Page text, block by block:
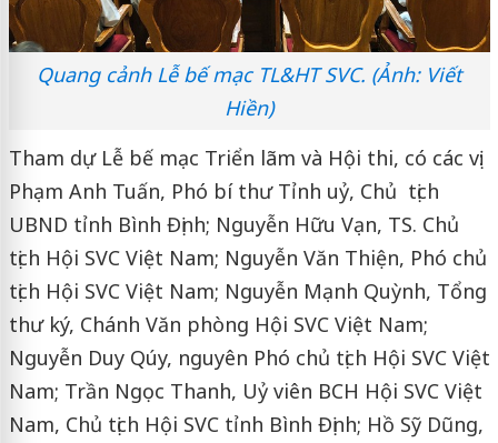
Quang cảnh Lễ bế mạc TL&HT SVC. (Ảnh: Viết
Hiền)
Tham dự Lễ bế mạc Triển lãm và Hội thi, có các vị:
Phạm Anh Tuấn, Phó bí thư Tỉnh uỷ, Chủ tịch
UBND tỉnh Bình Định; Nguyễn Hữu Vạn, TS. Chủ
tịch Hội SVC Việt Nam; Nguyễn Văn Thiện, Phó chủ
tịch Hội SVC Việt Nam; Nguyễn Mạnh Quỳnh, Tổng
thư ký, Chánh Văn phòng Hội SVC Việt Nam;
Nguyễn Duy Qúy, nguyên Phó chủ tịch Hội SVC Việt
Nam; Trần Ngọc Thanh, Uỷ viên BCH Hội SVC Việt
Nam, Chủ tịch Hội SVC tỉnh Bình Định; Hồ Sỹ Dũng,